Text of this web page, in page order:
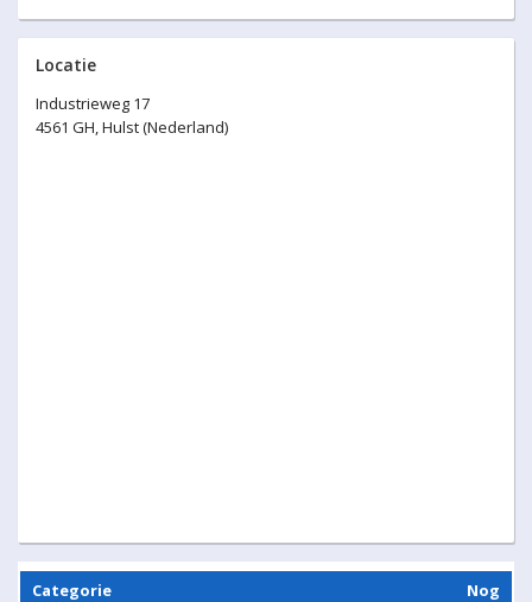
Locatie
Industrieweg 17
4561 GH, Hulst (Nederland)
Categorie Nog